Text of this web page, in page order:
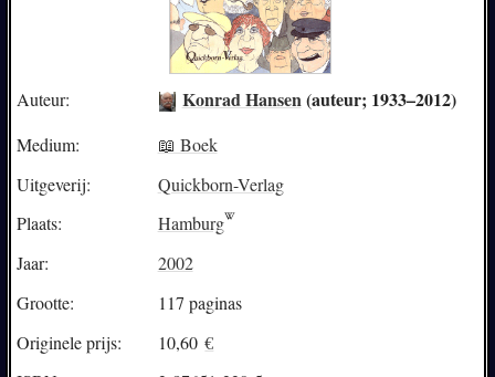
Auteur: Konrad Hansen (auteur; 1933–2012)
Medium:
📖 Boek
Uitgeverij:
Quickborn-Verlag
Plaats:
Hamburg
Jaar:
2002
Grootte:
117 paginas
Originele prijs:
10,60 €